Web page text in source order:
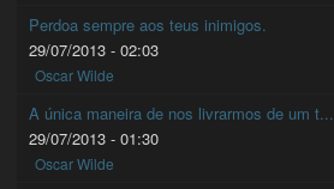
Perdoa sempre aos teus inimigos.
29/07/2013 - 02:03
Oscar Wilde
A única maneira de nos livrarmos de um t...
29/07/2013 - 01:30
Oscar Wilde